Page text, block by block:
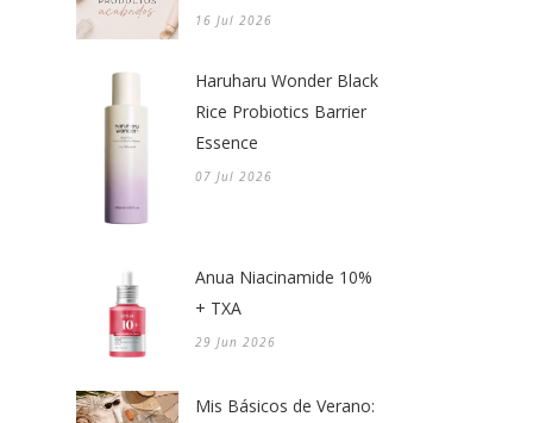
16 Jul 2026
Haruharu Wonder Black
Rice Probiotics Barrier
Essence
07 Jul 2026
Anua Niacinamide 10%
+ TXA
29 Jun 2026
Mis Básicos de Verano: